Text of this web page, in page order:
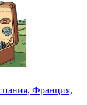
Франция,